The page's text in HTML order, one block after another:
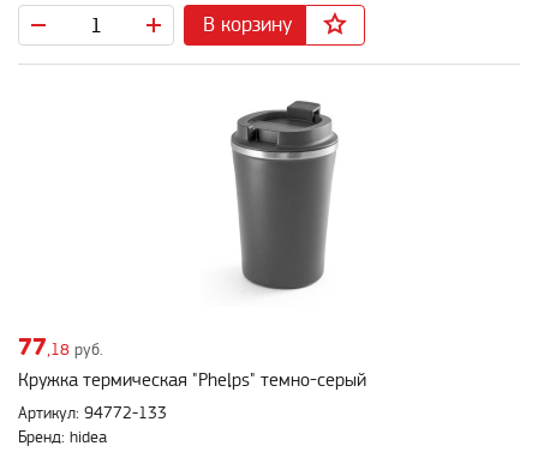
В корзину
77,18 руб.
Кружка термическая "Phelps" темно-серый
Артикул: 94772-133
Бренд: hidea